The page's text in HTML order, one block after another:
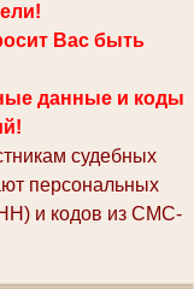
Вас быть
данные и коды
судебных
персональных
и кодов из СМС-